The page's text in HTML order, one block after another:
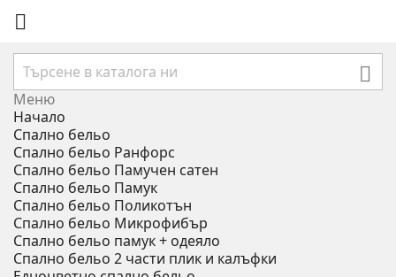


Меню
Начало
Спално бельо
Спално бельо Ранфорс
Спално бельо Памучен сатен
Спално бельо Памук
Спално бельо Поликотън
Спално бельо Микрофибър
Спално бельо памук + одеяло
Спално бельо 2 части плик и калъфки